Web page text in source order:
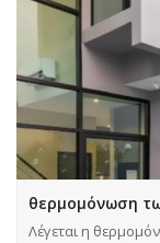
θερμομόνωση
Λέγεται η